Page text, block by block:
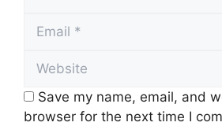
Email
Website
Save my name, email, and
browser for the next time I